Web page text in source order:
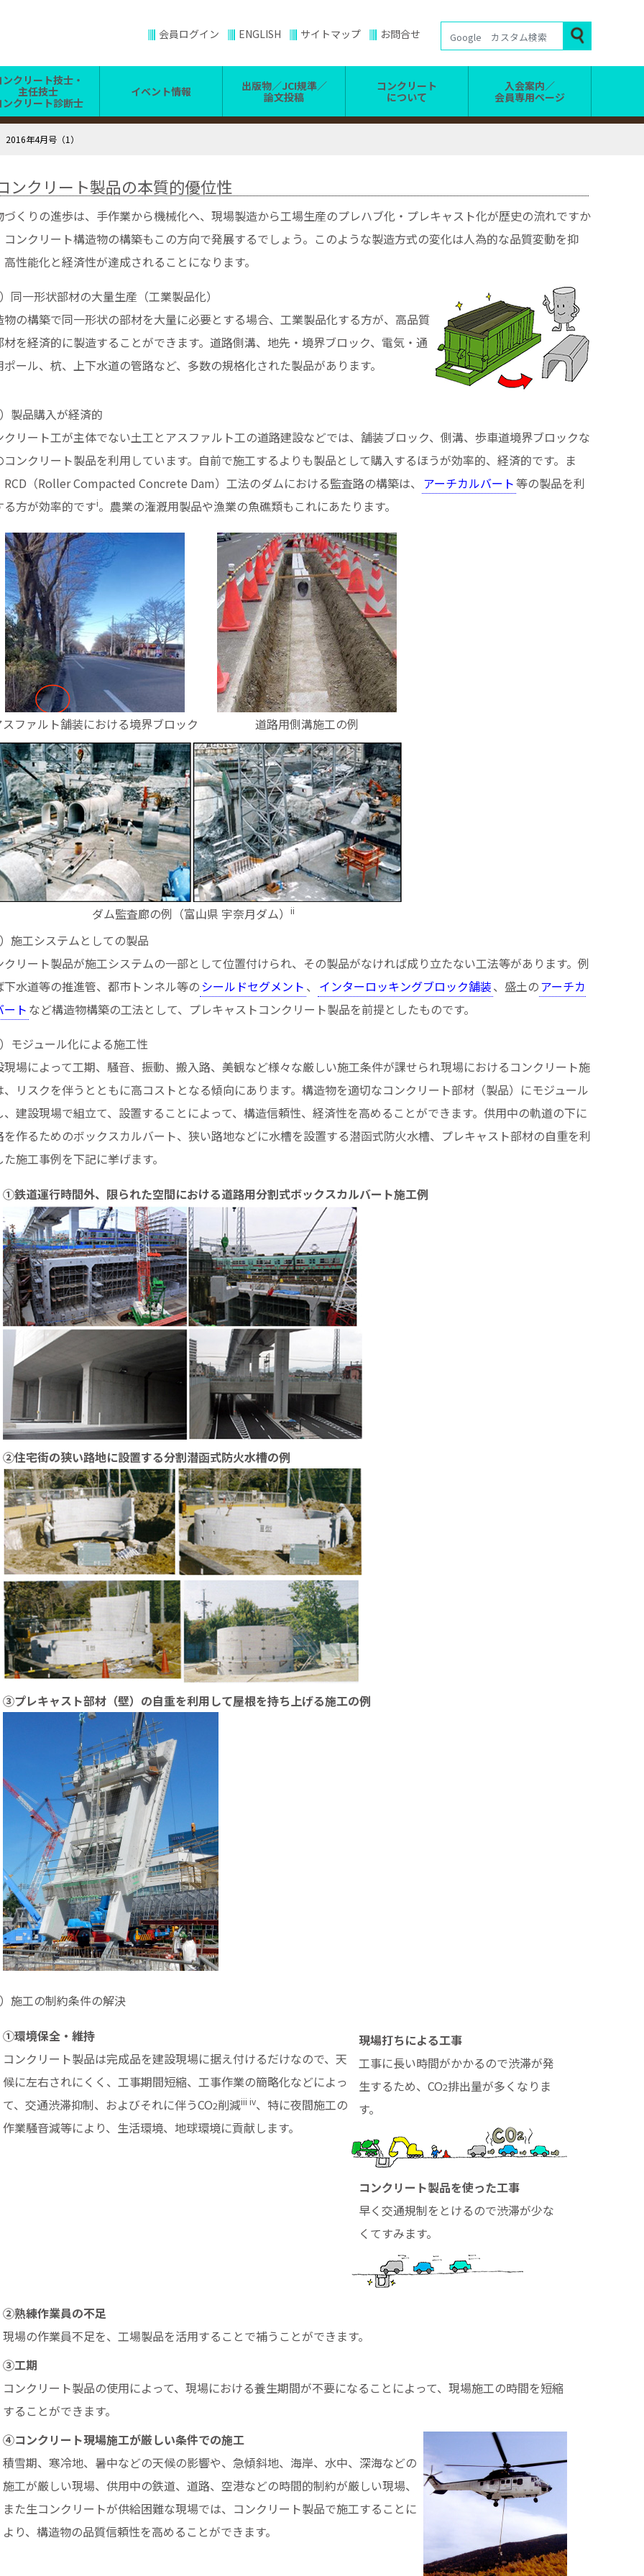
会員ログイン ENGLISH サイトマップ お問合せ
ンクリート技士・
主任技士
ンクリート診断士
イベント情報
出版物／JCI規準／
論文投稿
コンクリート
について
入会案内／
会員専用ページ
2016年4月号（1）
ンクリート製品の本質的優位性
くりの進歩は、手作業から機械化へ、現場製造から工場生産のプレハブ化・プレキャスト化が歴史の流れですか
コンクリート構造物の構築もこの方向で発展するでしょう。このような製造方式の変化は人為的な品質変動を抑
高性能化と経済性が達成されることになります。
同一形状部材の大量生産（工業製品化）
物の構築で同一形状の部材を大量に必要とする場合、工業製品化する方が、高品質
材を経済的に製造することができます。道路側溝、地先・境界ブロック、電気・通
ポール、杭、上下水道の管路など、多数の規格化された製品があります。
製品購入が経済的
クリート工が主体でない土工とアスファルト工の道路建設などでは、舗装ブロック、側溝、歩車道境界ブロックな
コンクリート製品を利用しています。自前で施工するよりも製品として購入するほうが効率的、経済的です。ま
RCD（Roller Compacted Concrete Dam）工法のダムにおける監査路の構築は、 アーチカルバート等の製品を利
る方が効率的ですi。農業の潅漑用製品や漁業の魚礁類もこれにあたります。
ファルト舗装における境界ブロック 道路用側溝施工の例
ダム監査廊の例（富山県 宇奈月ダム） ii
施工システムとしての製品
クリート製品が施工システムの一部として位置付けられ、その製品がなければ成り立たない工法等があります。例
下水道等の推進管、都市トンネル等のシールドセグメント 、 インターロッキングブロック舗装、盛土のアーチカ
ート など構造物構築の工法として、プレキャストコンクリート製品を前提としたものです。
モジュール化による施工性
現場によって工期、騒音、振動、搬入路、美観など様々な厳しい施工条件が課せられ現場におけるコンクリート施
、リスクを伴うとともに高コストとなる傾向にあります。構造物を適切なコンクリート部材（製品）にモジュール
、建設現場で組立て、設置することによって、構造信頼性、経済性を高めることができます。供用中の軌道の下に
を作るためのボックスカルバート、狭い路地などに水槽を設置する潜函式防火水槽、プレキャスト部材の自重を利
施工事例を下記に挙げます。
①鉄道運行時間外、限られた空間における道路用分割式ボックスカルバート施工例
②住宅街の狭い路地に設置する分割潜函式防火水槽の例
③プレキャスト部材（壁）の自重を利用して屋根を持ち上げる施工の例
施工の制約条件の解決
現場打ちによる工事
工事に長い時間がかかるので渋滞が発
生するため、CO2排出量が多くなりま
す。
コンクリート製品を使った工事
早く交通規制をとけるので渋滞が少な
くてすみます。
①環境保全・維持
コンクリート製品は完成品を建設現場に据え付けるだけなので、天
候に左右されにくく、工事期間短縮、工事作業の簡略化などによっ
て、交通渋滞抑制、およびそれに伴うCO2削減iii iv、特に夜間施工の
作業騒音減等により、生活環境、地球環境に貢献します。
②熟練作業員の不足
現場の作業員不足を、工場製品を活用することで補うことができます。
③工期
コンクリート製品の使用によって、現場における養生期間が不要になることによって、現場施工の時間を短縮
することができます。
④コンクリート現場施工が厳しい条件での施工
積雪期、寒冷地、暑中などの天候の影響や、急傾斜地、海岸、水中、深海などの
施工が厳しい現場、供用中の鉄道、道路、空港などの時間的制約が厳しい現場、
また生コンクリートが供給困難な現場では、コンクリート製品で施工することに
より、構造物の品質信頼性を高めることができます。